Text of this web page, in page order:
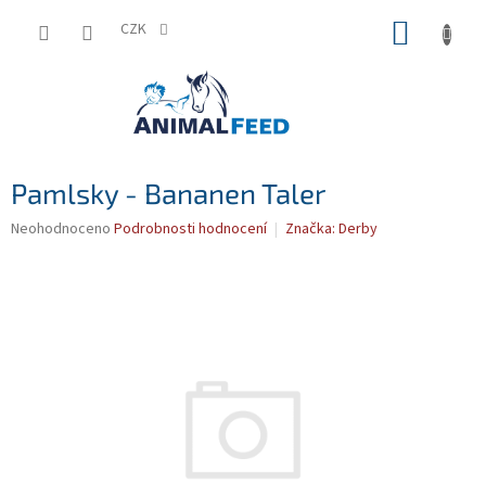
CZK
Pamlsky - Bananen Taler
Průměrné
Neohodnoceno Podrobnosti hodnocení Značka: Derby